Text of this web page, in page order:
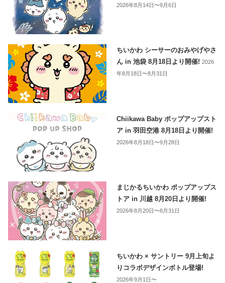
2026年8月14日〜9月6日
ちいかわ シーサーのおみやげやさ
ん in 池袋 8月18日より開催!2026
年8月18日〜8月31日
Chiikawa Baby ポップアップスト
ア in 羽田空港 8月18日より開催!
2026年8月18日〜9月28日
まじかるちいかわ ポップアップス
トア in 川越 8月20日より開催!
2026年8月20日〜8月31日
ちいかわ × サントリー 9月上旬よ
りコラボデザインボトル登場!
2026年9月1日〜